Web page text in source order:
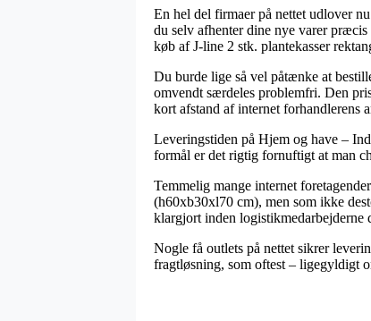
En hel del firmaer på nettet udlover
du selv afhenter dine nye varer
køb af J-line 2 stk. plantekasser
Du burde lige så vel påtænke at
omvendt særdeles problemfri. Den
kort afstand af internet forhandlerens
Leveringstiden på Hjem og have –
formål er det rigtig fornuftigt at man
Temmelig mange internet
(h60xb30xl70 cm), men som ikke
klargjort inden logistikmedarbejderne
Nogle få outlets på nettet sikrer
fragtløsning, som oftest – ligegyldigt